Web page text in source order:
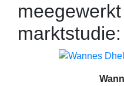
marktstudie: